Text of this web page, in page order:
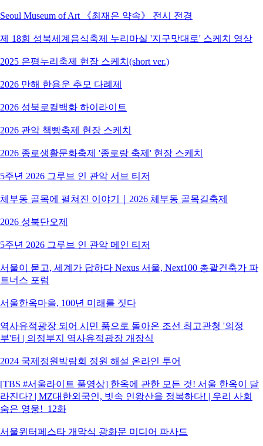
Seoul Museum of Art 《최재은 약속》 전시 전경
제 18회 성북세계음식축제 누리마실 '지구맛대로' 스케치 영상
2025 은평누리축제 현장 스케치(short ver.)
2026 만해 한용운 추모 다례제
2026 성북로컬백화 하이라이트
2026 관악 책빵축제 현장 스케치
2026 종로생활문화축제 '종로랑 축제' 현장 스케치
5주년 2026 그루브 인 관악 서브 티저
체부동 골목에 펼쳐진 이야기｜2026 체부동 골목길축제
2026 성북단오제
5주년 2026 그루브 인 관악 메인 티저
서울이 묻고, 세계가 답하다 Nexus 서울, Next100 총괄건축가 파
트너스 포럼
서울한옥마을, 100년 미래를 짓다
역사유적광장 되어 시민 품으로 돌아온 조선 최고관청 '의정
부'터 | 의정부지 역사유적광장 개장식
2024 국제정원박람회 정원 해설 온라인 투어
[TBS #서울라이트 풀영상] 한옥에 관한 모든 것! 서울 한옥이 달
라진다? | MZ대한외국인, 빗속 인왕산을 정복하다! | 우리 사회
숨은 영웅!_12화
서울윈터페스타 개막식 광화문 미디어 파사드